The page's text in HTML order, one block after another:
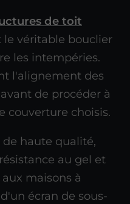
de toit
véritable bouclier
les intempéries.
l'alignement des
de procéder à
couverture choisis.
haute qualité,
au gel et
maisons à
écran de sous-